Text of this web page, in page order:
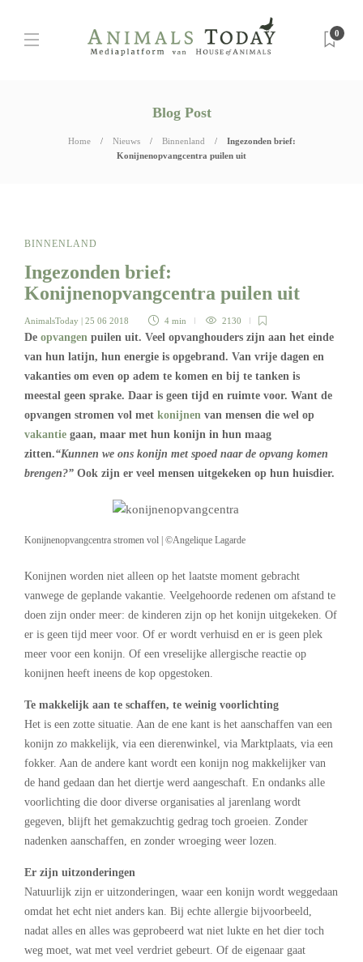
0
Blog Post
Home Nieuws Binnenland
Ingezonden brief:
Konijnenopvangcentra puilen uit
BINNENLAND
Ingezonden brief:
Konijnenopvangcentra puilen uit
AnimalsToday | 25 06 2018 4 min 2130
De opvangen puilen uit. Veel opvanghouders zijn aan het einde
van hun latijn, hun energie is opgebrand. Van vrije dagen en
vakanties om even op adem te komen en bij te tanken is
meestal geen sprake. Daar is geen tijd en ruimte voor. Want de
opvangen stromen vol met konijnen van mensen die wel op
vakantie gaan, maar met hun konijn in hun maag
zitten.“Kunnen we ons konijn met spoed naar de opvang komen
brengen?” Ook zijn er veel mensen uitgekeken op hun huisdier.
Konijnenopvangcentra stromen vol | ©Angelique Lagarde
Konijnen worden niet alleen op het laatste moment gebracht
vanwege de geplande vakantie. Veelgehoorde redenen om afstand te
doen zijn onder meer: de kinderen zijn op het konijn uitgekeken. Of
er is geen tijd meer voor. Of er wordt verhuisd en er is geen plek
meer voor een konijn. Of een vreselijke allergische reactie op
konijnen heeft ineens de kop opgestoken.
Te makkelijk aan te schaffen, te weinig voorlichting
Het is een zotte situatie. Aan de ene kant is het aanschaffen van een
konijn zo makkelijk, via een dierenwinkel, via Marktplaats, via een
fokker. Aan de andere kant wordt een konijn nog makkelijker van
de hand gedaan dan het diertje werd aangeschaft. En ondanks alle
voorlichting die door diverse organisaties al jarenlang wordt
gegeven, blijft het gemakzuchtig gedrag toch groeien. Zonder
nadenken aanschaffen, en zonder wroeging weer lozen.
Er zijn uitzonderingen
Natuurlijk zijn er uitzonderingen, waar een konijn wordt weggedaan
omdat het echt niet anders kan. Bij echte allergie bijvoorbeeld,
nadat alles en alles was geprobeerd wat niet lukte en het dier toch
weg moet, wat met veel verdriet gebeurt. Of de eigenaar gaat